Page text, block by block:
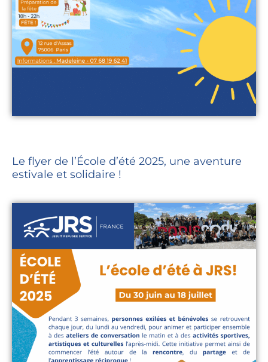
Le flyer de l’École d’été 2025, une aventure
estivale et solidaire !